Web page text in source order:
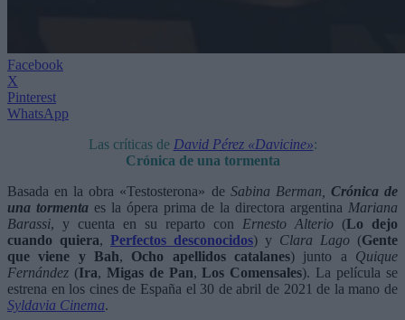
Facebook
X
Pinterest
WhatsApp
Las críticas de David Pérez «Davicine»:
Crónica de una tormenta
Basada en la obra «Testosterona» de Sabina Berman
Crónica de
una tormenta es la ópera prima de la directora argentina Mariana
Barassi, y cuenta en su reparto con Ernesto Alterio (Lo dejo
cuando quiera, Perfectos desconocidos) y Clara Lago (Gente
que viene y Bah, Ocho apellidos catalanes) junto a Quique
Fernández (Ira, Migas de Pan,Los Comensales). La película se
estrena en los cines de España el 30 de abril de 2021 de la mano de
Syldavia Cinema.